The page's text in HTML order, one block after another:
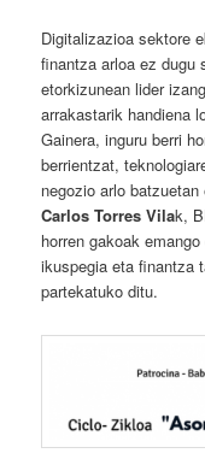
Digitalizazioa sektore
finantza arloa ez dugu
etorkizunean lider
arrakastarik handiena
Gainera, inguru berri
berrientzat,
negozio arlo
Carlos Torres Vilak,
horren gakoak
ikuspegia eta finantza
partekatuko ditu.